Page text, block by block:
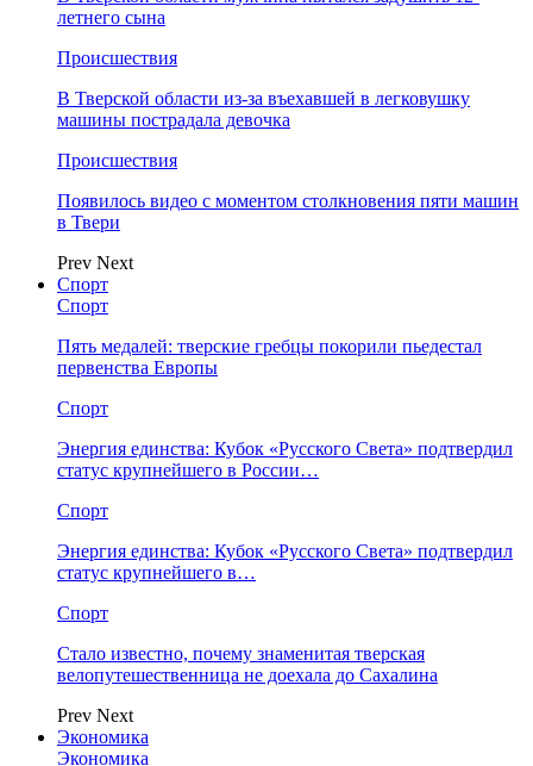
летнего сына
Происшествия
В Тверской области из-за въехавшей в легковушку
машины пострадала девочка
Происшествия
Появилось видео с моментом столкновения пяти машин
в Твери
Prev Next
Спорт
Спорт
Пять медалей: тверские гребцы покорили пьедестал
первенства Европы
Спорт
Энергия единства: Кубок «Русского Света» подтвердил
статус крупнейшего в России…
Спорт
Энергия единства: Кубок «Русского Света» подтвердил
статус крупнейшего в…
Спорт
Стало известно, почему знаменитая тверская
велопутешественница не доехала до Сахалина
Prev Next
Экономика
Экономика